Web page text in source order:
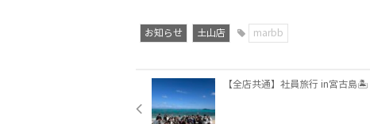
お知らせ 土山店 marbb
【全店共通】社員旅行 in宮古島🏝️